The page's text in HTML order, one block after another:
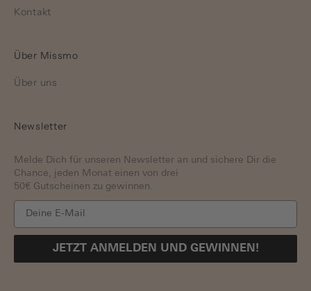
Kontakt
Über Missmo
Über uns
Newsletter
Melde Dich für unseren Newsletter an und sichere Dir die
Chance, jeden Monat einen von drei
50€ Gutscheinen zu gewinnen.
JETZT ANMELDEN UND GEWINNEN!